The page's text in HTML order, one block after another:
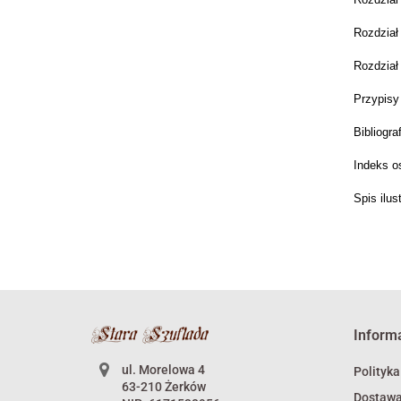
Indeks
Spis
ul. Morelowa 4
63-210 Żerków